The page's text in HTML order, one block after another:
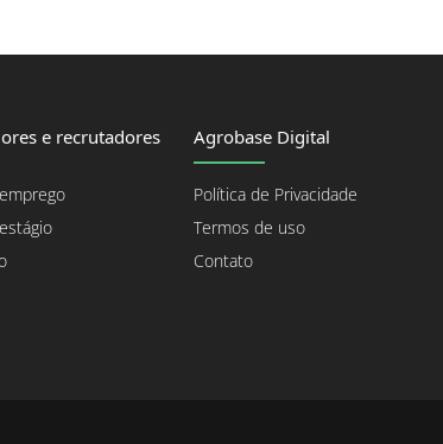
e recrutadores Agrobase Digital
Política de Privacidade
Termos de uso
Contato